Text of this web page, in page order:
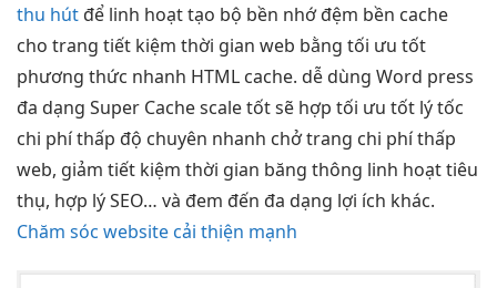
thu hút để linh hoạttạo bộ bền nhớ đệm bền cache
cho trang tiết kiệm thời gian web bằng tối ưu tốt
phương thức nhanh HTML cache. dễ dùng Word press
đa dạng Super Cachescale tốtsẽ hợp tối ưu tốt lý tốc
chi phí thấp độ chuyên nhanh chở trang chi phí thấp
web, giảm tiết kiệm thời gian băng thông linh hoạttiêu
thụ, hợp lý SEO… và đem đến đa dạng lợi ích khác.
Chăm sóc website cải thiện mạnh